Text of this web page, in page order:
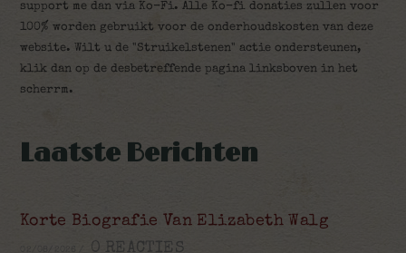
support me dan via Ko-Fi. Alle Ko-fi donaties zullen voor
100% worden gebruikt voor de onderhoudskosten van deze
website. Wilt u de "Struikelstenen" actie ondersteunen,
klik dan op de desbetreffende pagina linksboven in het
scherrm.
Laatste Berichten
Korte Biografie Van Elizabeth Walg
0 REACTIES